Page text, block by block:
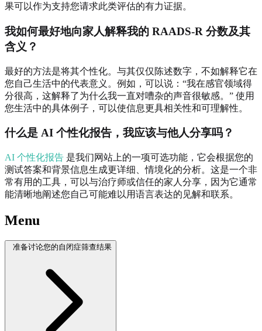
果可以作为支持您请求此类评估的有力证据。
我如何最好地向家人解释我的 RAADS-R 分数及其
含义？
最好的方法是将其个性化。与其仅仅陈述数字，不如解释它在
您自己生活中的代表意义。例如，可以说：“我在感官领域得
分很高，这解释了为什么我一直对嘈杂的声音很敏感。” 使用
您生活中的具体例子，可以使信息更具相关性和可理解性。
什么是 AI 个性化报告，我应该与他人分享吗？
AI 个性化报告 是我们网站上的一项可选功能，它会根据您的
测试答案和背景信息生成更详细、情境化的分析。这是一个非
常有用的工具，可以与治疗师或信任的家人分享，因为它通常
能清晰地阐述您自己可能难以用语言表达的见解和联系。
Menu
准备讨论您的自闭症筛查结果